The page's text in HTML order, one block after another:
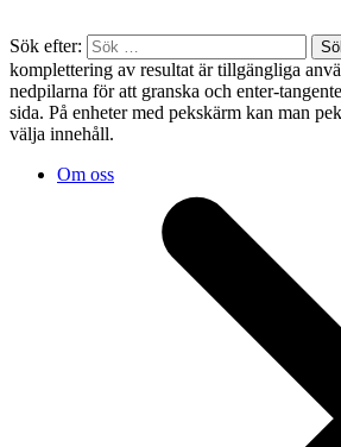
Sök efter:
komplettering av resultat är tillgängliga
nedpilarna för att granska och enter-
sida. På enheter med pekskärm kan man
välja innehåll.
Om oss